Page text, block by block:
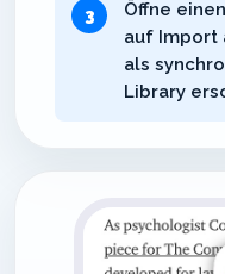
Öffne
auf Import
als
Library